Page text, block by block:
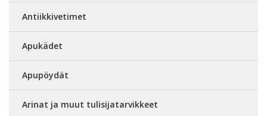
Antiikkivetimet
Apukädet
Apupöydät
Arinat ja muut tulisijatarvikkeet